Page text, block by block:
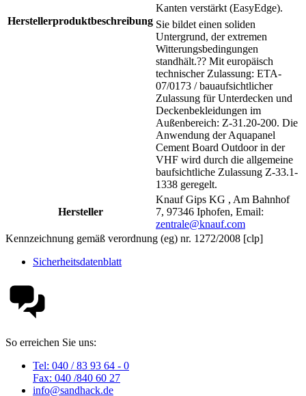
Herstellerproduktbeschreibung
Kanten verstärkt (EasyEdge).
Sie bildet einen soliden
Untergrund, der extremen
Witterungsbedingungen
standhält.?? Mit europäisch
technischer Zulassung: ETA-
07/0173 / bauaufsichtlicher
Zulassung für Unterdecken und
Deckenbekleidungen im
Außenbereich: Z-31.20-200. Die
Anwendung der Aquapanel
Cement Board Outdoor in der
VHF wird durch die allgemeine
baufsichtliche Zulassung Z-33.1-
1338 geregelt.
Hersteller
Knauf Gips KG , Am Bahnhof
7, 97346 Iphofen, Email:
zentrale@knauf.com
Kennzeichnung gemäß verordnung (eg) nr. 1272/2008 [clp]
Sicherheitsdatenblatt
So erreichen Sie uns:
Tel: 040 / 83 93 64 - 0
Fax: 040 /840 60 27
info@sandhack.de